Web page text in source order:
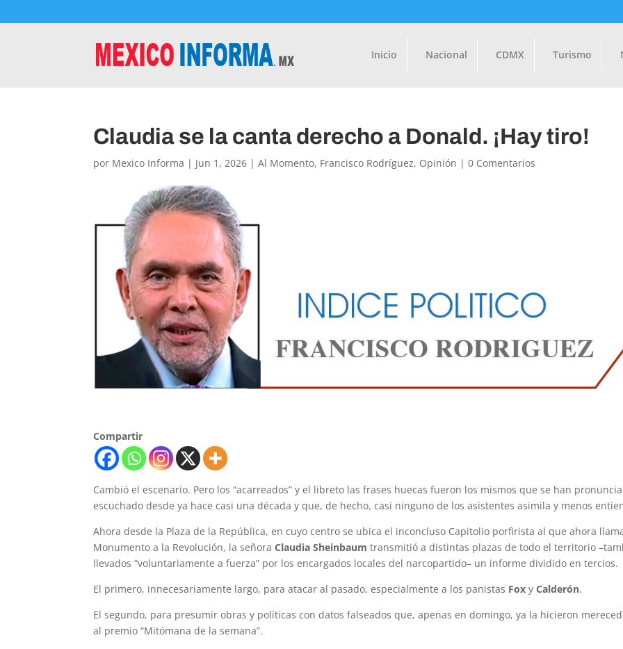
Inicio Nacional CDMX Turismo
Claudia se la canta derecho a Donald. ¡Hay tiro!
por Mexico Informa | Jun 1, 2026 |Al Momento, Francisco Rodríguez, Opinión |0 Comentarios
Compartir
Cambió el escenario. Pero los “acarreados” y el libreto las frases huecas fueron los mismos que se han
escuchado desde ya hace casi una década y que, de hecho, casi ninguno de los asistentes asimila y menos
Ahora desde la Plaza de la República, en cuyo centro se ubica el inconcluso Capitolio porfirista al que ahora
Monumento a la Revolución, la señoraClaudia Sheinbaum transmitió a distintas plazas de todo el territorio
llevados “voluntariamente a fuerza” por los encargados locales del narcopartido– un informe dividido en tercios.
El primero, innecesariamente largo, para atacar al pasado, especialmente a los panistas FoxyCalderón.
El segundo, para presumir obras y políticas con datos falseados que, apenas en domingo, ya la hicieron
al premio “Mitómana de la semana”.